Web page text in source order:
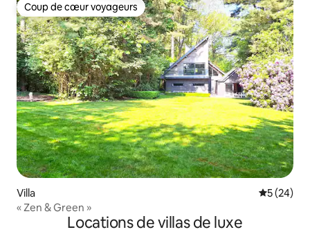
Coup de cœur voyageurs
Coup de cœur voyageurs
Villa
5 (24)
« Zen & Green »
Locations de villas de luxe